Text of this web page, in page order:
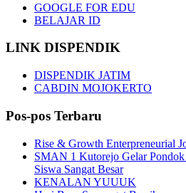
GOOGLE FOR EDU
BELAJAR ID
LINK DISPENDIK
DISPENDIK JATIM
CABDIN MOJOKERTO
Pos-pos Terbaru
Rise & Growth Enterpreneurial
SMAN 1 Kutorejo Gelar Pondok
Siswa Sangat Besar
KENALAN YUUUK